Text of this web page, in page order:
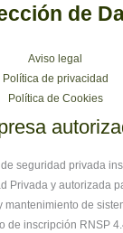
de
Aviso legal
Política de privacidad
Política de Cookies
seguridad privada
Privada y autorizada
mantenimiento de
de inscripción RNSP